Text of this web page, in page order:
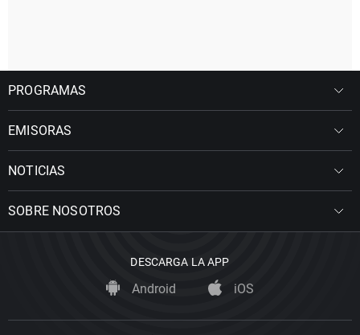
PROGRAMAS
EMISORAS
NOTICIAS
SOBRE NOSOTROS
DESCARGA LA APP
Android iOS